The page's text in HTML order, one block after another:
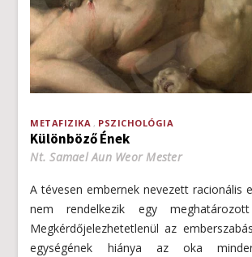
METAFIZIKA PSZICHOLÓGIA
Különböző Ének
Nt. Samael Aun Weor Mester
A tévesen embernek nevezett racionális
nem rendelkezik egy meghatározott
Megkérdőjelezhetetlenül az
egységének hiánya az oka